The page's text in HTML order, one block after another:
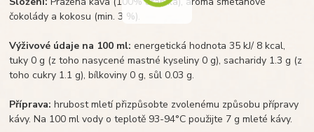
čokolády a kokosu (min. 3 %).
Výživové údaje na 100 ml: energetická hodnota 35 kJ/ 8 kcal,
tuky 0 g (z toho nasycené mastné kyseliny 0 g), sacharidy 1.3 g (z
toho cukry 1.1 g), bílkoviny 0 g, sůl 0.03 g.
Příprava: hrubost mletí přizpůsobte zvolenému způsobu přípravy
kávy. Na 100 ml vody o teplotě 93-94°C použijte 7 g mleté kávy.